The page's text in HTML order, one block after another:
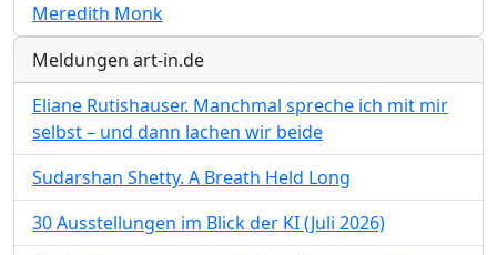
Meredith Monk
Meldungen art-in.de
Eliane Rutishauser. Manchmal spreche ich mit mir
selbst – und dann lachen wir beide
Sudarshan Shetty. A Breath Held Long
30 Ausstellungen im Blick der KI (Juli 2026)